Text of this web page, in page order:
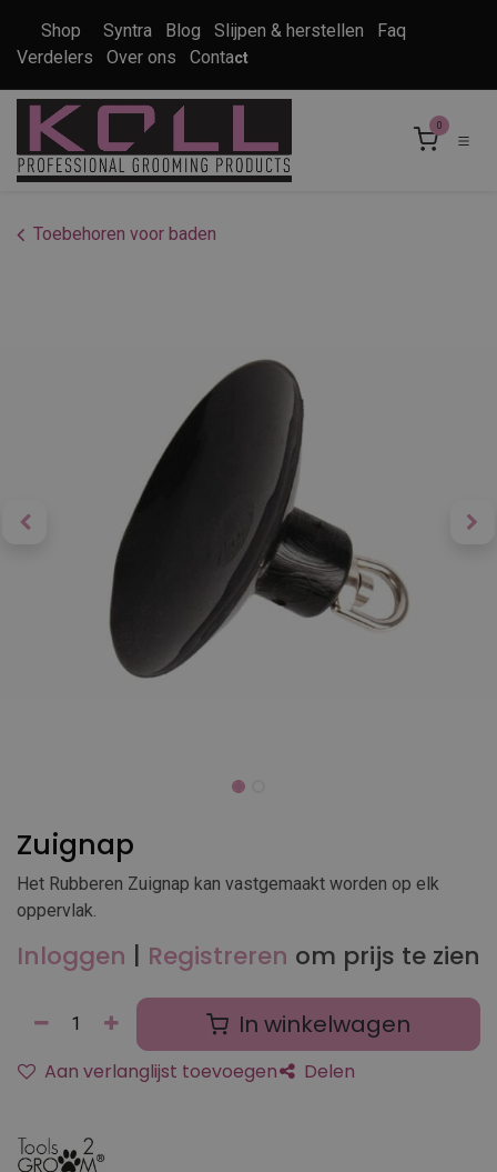
Shop Syntra Blog Slijpen & herstellen
Faq
Verdelers
Over ons Contact
0
Toebehoren voor baden
Zuignap
Het Rubberen Zuignap kan vastgemaakt worden op elk
oppervlak.
Inloggen | Registreren om prijs te zien
In winkelwagen
Aan verlanglijst toevoegen Delen